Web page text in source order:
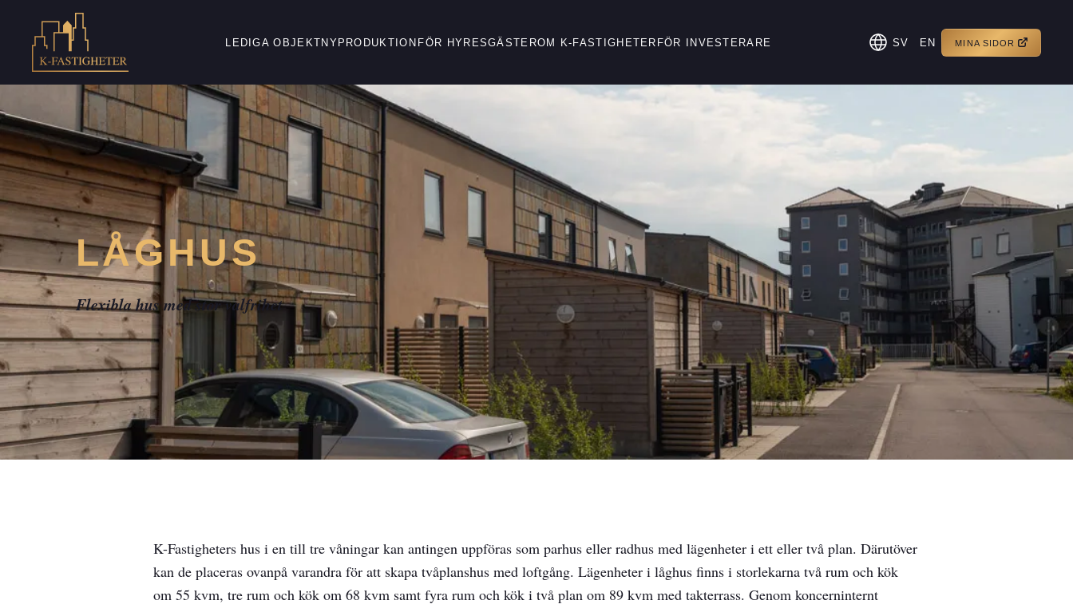
LEDIGA OBJEKTNYPRODUKTION FÖR HYRESGÄSTEROM K-FASTIGHETER FÖR INVESTERARE SV EN MINA SIDOR
LÅGHUS
Flexibla hus med stor valfrihet
K-Fastigheters hus i en till tre våningar kan antingen uppföras som parhus eller radhus med lägenheter i ett eller två plan. Därutöver
kan de placeras ovanpå varandra för att skapa tvåplanshus med loftgång. Lägenheter i låghus finns i storlekarna två rum och kök
om 55 kvm, tre rum och kök om 68 kvm samt fyra rum och kök i två plan om 89 kvm med takterrass. Genom koncerninternt